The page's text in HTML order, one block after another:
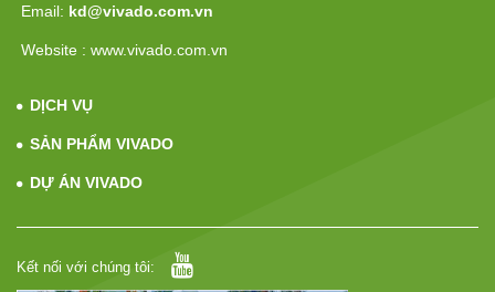
Email: kd@vivado.com.vn
Website : www.vivado.com.vn
DỊCH VỤ
SẢN PHẨM VIVADO
DỰ ÁN VIVADO
Kết nối với chúng tôi: